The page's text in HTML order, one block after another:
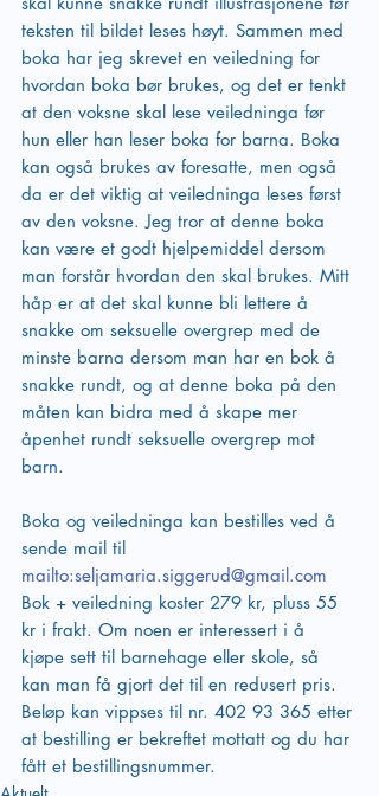
teksten til bildet leses høyt. Sammen med
boka har jeg skrevet en veiledning for
hvordan boka bør brukes, og det er tenkt
at den voksne skal lese veiledninga før
hun eller han leser boka for barna. Boka
kan også brukes av foresatte, men også
da er det viktig at veiledninga leses først
av den voksne. Jeg tror at denne boka
kan være et godt hjelpemiddel dersom
man forstår hvordan den skal brukes. Mitt
håp er at det skal kunne bli lettere å
snakke om seksuelle overgrep med de
minste barna dersom man har en bok å
snakke rundt, og at denne boka på den
måten kan bidra med å skape mer
åpenhet rundt seksuelle overgrep mot
barn.
Boka og veiledninga kan bestilles ved å
sende mail til
mailto:seljamaria.siggerud@gmail.com
Bok + veiledning koster 279 kr, pluss 55
kr i frakt. Om noen er interessert i å
kjøpe sett til barnehage eller skole, så
kan man få gjort det til en redusert pris.
Beløp kan vippses til nr. 402 93 365 etter
at bestilling er bekreftet mottatt og du har
fått et bestillingsnummer.